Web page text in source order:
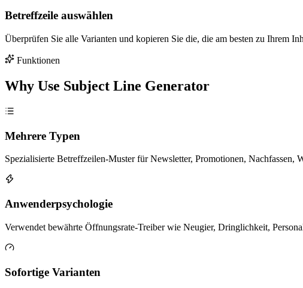
Betreffzeile auswählen
Überprüfen Sie alle Varianten und kopieren Sie die, die am besten zu Ihrem
Funktionen
Why Use Subject Line Generator
Mehrere Typen
Spezialisierte Betreffzeilen-Muster für Newsletter, Promotionen,
Anwenderpsychologie
Verwendet bewährte Öffnungsrate-Treiber wie Neugier, Dringlichkeit,
Sofortige Varianten